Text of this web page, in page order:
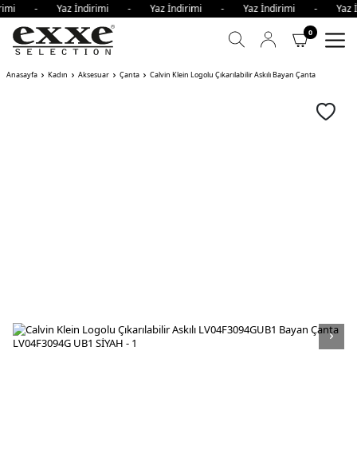
- Yaz İndirimi - Yaz İndirimi - Yaz
0
Anasayfa Kadın Aksesuar Çanta Calvin Klein Logolu Çıkarılabilir Askılı Bayan Çanta